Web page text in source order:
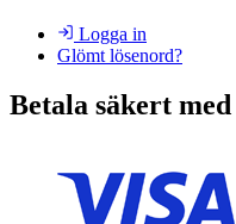
Logga in
Glömt lösenord?
Betala säkert med